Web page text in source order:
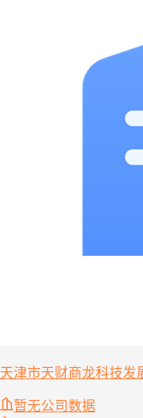
天津市天财商龙科技发
暂无公司数据